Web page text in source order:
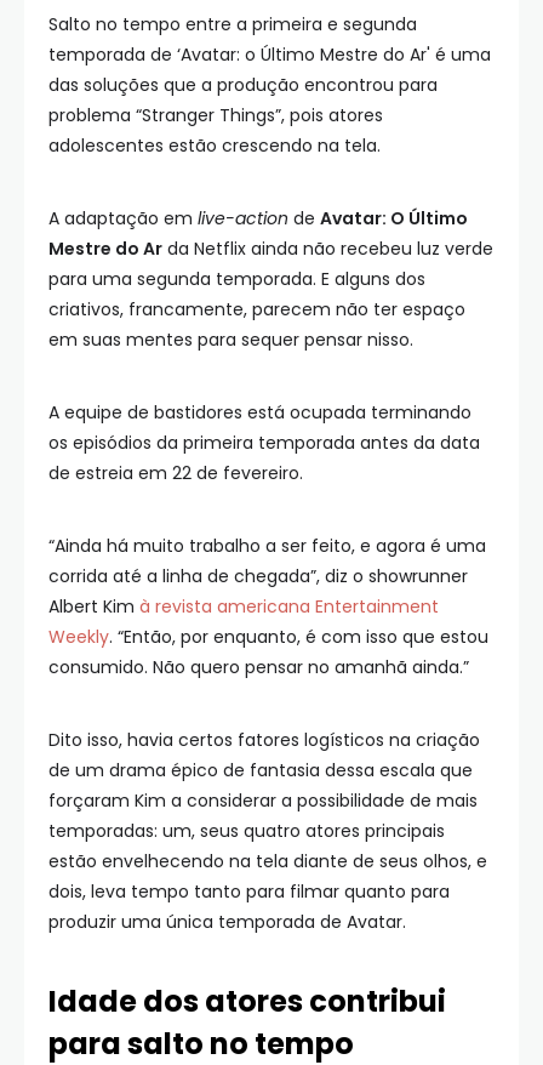
Salto no tempo entre a primeira e segunda
temporada de ‘Avatar: o Último Mestre do Ar' é uma
das soluções que a produção encontrou para
problema “Stranger Things”, pois atores
adolescentes estão crescendo na tela.
A adaptação em live-action de Avatar: O Último
Mestre do Ar da Netflix ainda não recebeu luz verde
para uma segunda temporada. E alguns dos
criativos, francamente, parecem não ter espaço
em suas mentes para sequer pensar nisso.
A equipe de bastidores está ocupada terminando
os episódios da primeira temporada antes da data
de estreia em 22 de fevereiro.
“Ainda há muito trabalho a ser feito, e agora é uma
corrida até a linha de chegada”, diz o showrunner
Albert Kim à revista americana Entertainment
Weekly. “Então, por enquanto, é com isso que estou
consumido. Não quero pensar no amanhã ainda.”
Dito isso, havia certos fatores logísticos na criação
de um drama épico de fantasia dessa escala que
forçaram Kim a considerar a possibilidade de mais
temporadas: um, seus quatro atores principais
estão envelhecendo na tela diante de seus olhos, e
dois, leva tempo tanto para filmar quanto para
produzir uma única temporada de Avatar.
Idade dos atores contribui
para salto no tempo